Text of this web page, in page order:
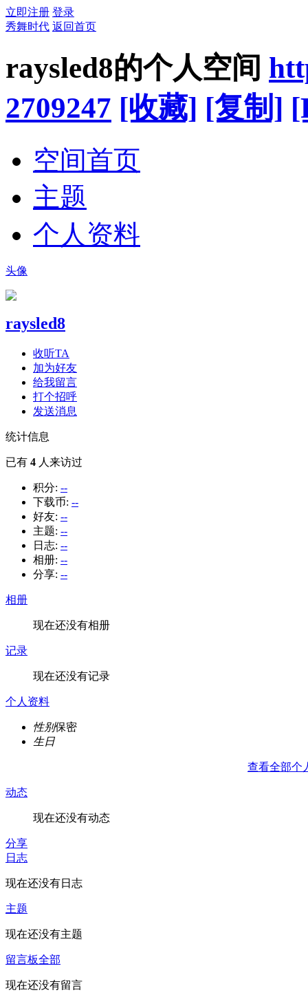
立即注册 登录
秀舞时代 返回首页
raysled8的个人空间
2709247 [收藏] [复制]
空间首页
主题
个人资料
头像
raysled8
收听TA
加为好友
给我留言
打个招呼
发送消息
统计信息
已有 4 人来访过
积分: --
下载币: --
好友: --
主题: --
日志: --
相册: --
分享: --
相册
现在还没有相册
记录
现在还没有记录
个人资料
性别保密
生日
查看全部个
动态
现在还没有动态
分享
日志
现在还没有日志
主题
现在还没有主题
留言板全部
现在还没有留言